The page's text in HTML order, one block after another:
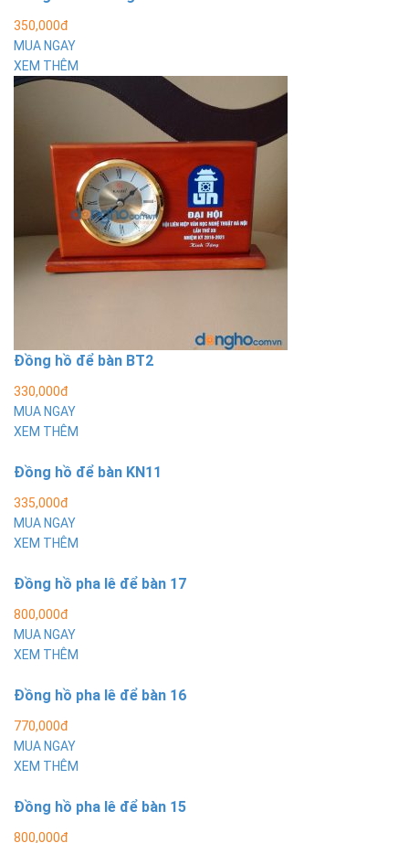
350,000đ
MUA NGAY
XEM THÊM
Đồng hồ để bàn BT2
330,000đ
MUA NGAY
XEM THÊM
Đồng hồ để bàn KN11
335,000đ
MUA NGAY
XEM THÊM
Đồng hồ pha lê để bàn 17
800,000đ
MUA NGAY
XEM THÊM
Đồng hồ pha lê để bàn 16
770,000đ
MUA NGAY
XEM THÊM
Đồng hồ pha lê để bàn 15
800,000đ